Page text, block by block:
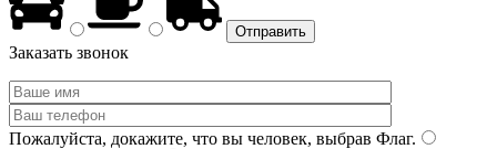
Заказать звонок
Пожалуйста, докажите, что вы человек, выбрав Флаг.